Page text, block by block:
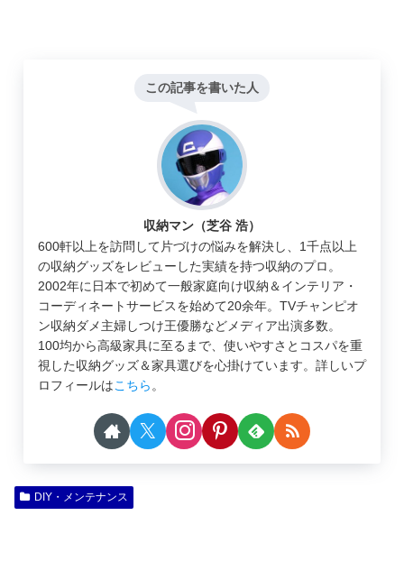
この記事を書いた人
収納マン（芝谷 浩）
600軒以上を訪問して片づけの悩みを解決し、1千点以上
の収納グッズをレビューした実績を持つ収納のプロ。
2002年に日本で初めて一般家庭向け収納＆インテリア・
コーディネートサービスを始めて20余年。TVチャンピオ
ン収納ダメ主婦しつけ王優勝などメディア出演多数。
100均から高級家具に至るまで、使いやすさとコスパを重
視した収納グッズ＆家具選びを心掛けています。詳しいプ
ロフィールはこちら。
DIY・メンテナンス